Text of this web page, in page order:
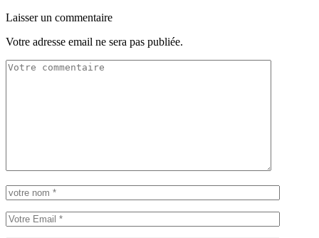
Laisser un commentaire
Votre adresse email ne sera pas publiée.